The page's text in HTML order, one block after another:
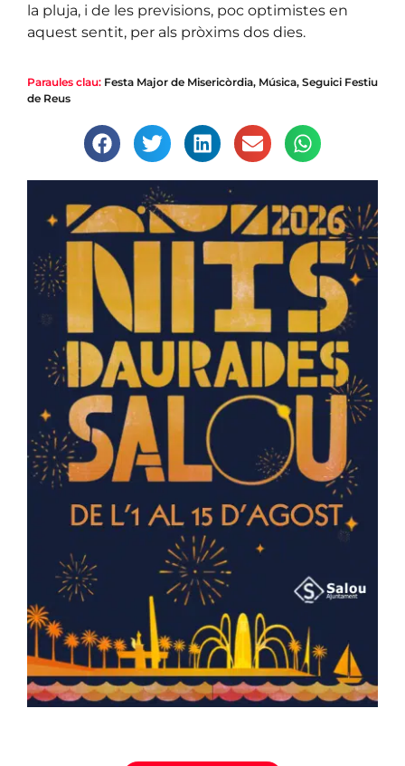
la pluja, i de les previsions, poc optimistes en
aquest sentit, per als pròxims dos dies.
Paraules clau: Festa Major de Misericòrdia, Música, Seguici Festiu
de Reus